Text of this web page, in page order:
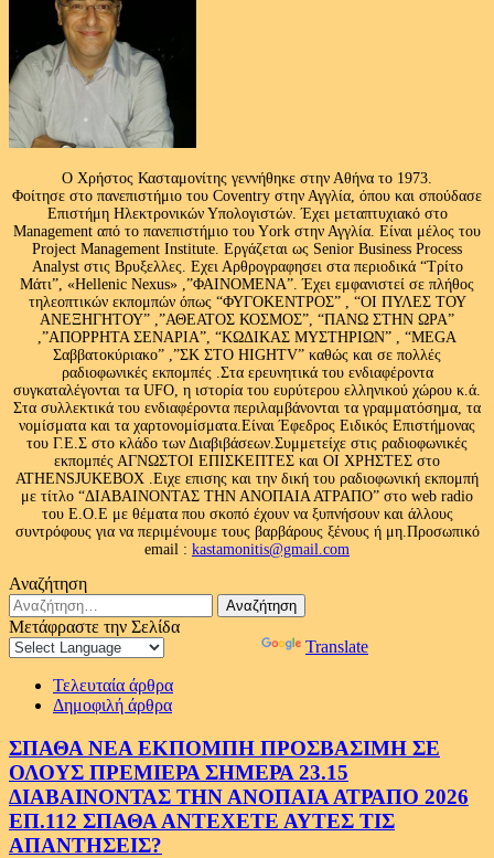
Ο Χρήστος Κασταμονίτης γεννήθηκε στην Αθήνα το 1973.
Φοίτησε στο πανεπιστήμιο του Coventry στην Αγγλία, όπου και σπούδασε
Επιστήμη Ηλεκτρονικών Υπολογιστών. Έχει μεταπτυχιακό στο
Management από το πανεπιστήμιο του Υork στην Αγγλία. Είναι μέλος του
Project Management Institute. Εργάζεται ως Senior Business Process
Analyst στις Βρυξελλες. Εχει Αρθρογραφησει στα περιοδικά “Τρίτο
Μάτι”, «Hellenic Nexus» ,”ΦΑΙΝΟΜΕΝΑ”. Έχει εμφανιστεί σε πλήθος
τηλεοπτικών εκπομπών όπως “ΦΥΓΟΚΕΝΤΡΟΣ” , “ΟΙ ΠΥΛΕΣ ΤΟΥ
ΑΝΕΞΗΓΗΤΟΥ” ,”ΑΘΕΑΤΟΣ ΚΟΣΜΟΣ”, “ΠΑΝΩ ΣΤΗΝ ΩΡΑ”
,”ΑΠΟΡΡΗΤΑ ΣΕΝΑΡΙΑ”, “ΚΩΔΙΚΑΣ ΜΥΣΤΗΡΙΩΝ” , “MEGA
Σαββατοκύριακο” ,”ΣΚ ΣΤΟ HIGHTV” καθώς και σε πολλές
ραδιοφωνικές εκπομπές .Στα ερευνητικά του ενδιαφέροντα
συγκαταλέγονται τα UFO, η ιστορία του ευρύτερου ελληνικού χώρου κ.ά.
Στα συλλεκτικά του ενδιαφέροντα περιλαμβάνονται τα γραμματόσημα, τα
νομίσματα και τα χαρτονομίσματα.Είναι Έφεδρος Ειδικός Επιστήμονας
του Γ.Ε.Σ στο κλάδο των Διαβιβάσεων.Συμμετείχε στις ραδιοφωνικές
εκπομπές ΑΓΝΩΣΤΟΙ ΕΠΙΣΚΕΠΤΕΣ και ΟΙ ΧΡΗΣΤΕΣ στο
ATHENSJUKEBOX .Ειχε επισης και την δική του ραδιοφωνική εκπομπή
με τίτλο “ΔΙΑΒΑΙΝΟΝΤΑΣ ΤΗΝ ΑΝΟΠΑΙΑ ΑΤΡΑΠΟ” στο web radio
του Ε.Ο.Ε με θέματα που σκοπό έχουν να ξυπνήσουν και άλλους
συντρόφους για να περιμένουμε τους βαρβάρους ξένους ή μη.Προσωπικό
email : kastamonitis@gmail.com
Αναζήτηση
Αναζήτηση
για:
Μετάφραστε την Σελίδα
Translate
Τελευταία άρθρα
Δημοφιλή άρθρα
ΣΠΑΘΑ ΝΕΑ ΕΚΠΟΜΠΗ ΠΡΟΣΒΑΣΙΜΗ ΣΕ
ΟΛΟΥΣ ΠΡΕΜΙΕΡΑ ΣΗΜΕΡΑ 23.15
ΔΙΑΒΑΙΝΟΝΤΑΣ ΤΗΝ ΑΝΟΠΑΙΑ ΑΤΡΑΠΟ 2026
ΕΠ.112 ΣΠΑΘΑ ΑΝΤΕΧΕΤΕ ΑΥΤΕΣ ΤΙΣ
ΑΠΑΝΤΗΣΕΙΣ?